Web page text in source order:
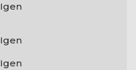
Igen
Igen
Igen